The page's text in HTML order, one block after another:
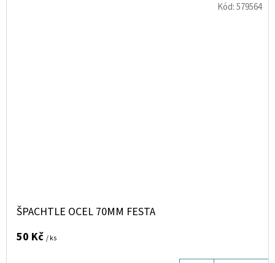
ŠPACHTLE OCEL 70MM FESTA
50 Kč / ks
Kód:579564